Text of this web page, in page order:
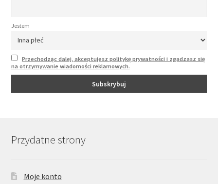
Jestem
Przechodząc dalej, akceptujesz politykę prywatności i zgadzasz się
na otrzymywanie wiadomości reklamowych.
Przydatne strony
Moje konto